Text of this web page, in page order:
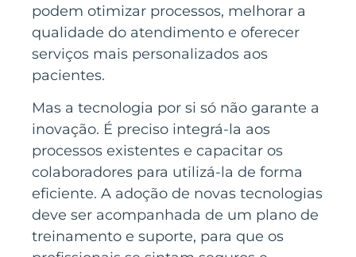
podem otimizar processos, melhorar a
qualidade do atendimento e oferecer
serviços mais personalizados aos
pacientes.
Mas a tecnologia por si só não garante a
inovação. É preciso integrá-la aos
processos existentes e capacitar os
colaboradores para utilizá-la de forma
eficiente. A adoção de novas tecnologias
deve ser acompanhada de um plano de
treinamento e suporte, para que os